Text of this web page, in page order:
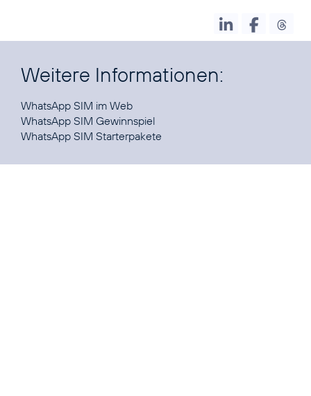
Weitere Informationen:
WhatsApp SIM im Web
WhatsApp SIM Gewinnspiel
WhatsApp SIM Starterpakete